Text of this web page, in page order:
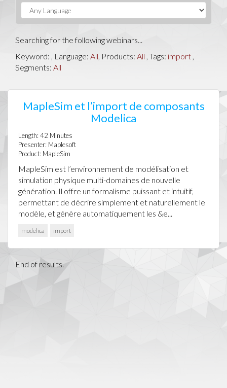
Searching for the following webinars...
Keyword: , Language: All, Products: All , Tags: import ,
Segments: All
MapleSim et l’import de composants
Modelica
Length: 42 Minutes
Presenter: Maplesoft
Product: MapleSim
MapleSim est l’environnement de modélisation et
simulation physique multi-domaines de nouvelle
génération. Il offre un formalisme puissant et intuitif,
permettant de décrire simplement et naturellement le
modèle, et génère automatiquement les &e...
modelica import
End of results.